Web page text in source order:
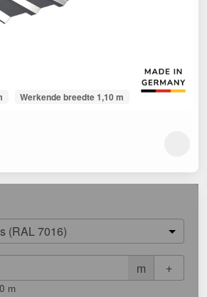
Werkende breedte 1,10 m
(RAL 7016)
m +
m